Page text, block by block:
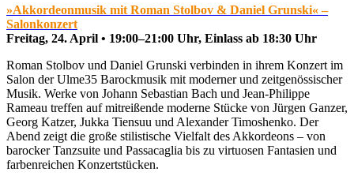
»Akkordeonmusik mit Roman Stolbov & Daniel Grunski« –
Salonkonzert
Freitag, 24. April • 19:00–21:00 Uhr, Einlass ab 18:30 Uhr
Roman Stolbov und Daniel Grunski verbinden in ihrem Konzert im
Salon der Ulme35 Barockmusik mit moderner und zeitgenössischer
Musik. Werke von Johann Sebastian Bach und Jean-Philippe
Rameau treffen auf mitreißende moderne Stücke von Jürgen Ganzer,
Georg Katzer, Jukka Tiensuu und Alexander Timoshenko. Der
Abend zeigt die große stilistische Vielfalt des Akkordeons – von
barocker Tanzsuite und Passacaglia bis zu virtuosen Fantasien und
farbenreichen Konzertstücken.